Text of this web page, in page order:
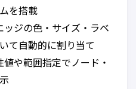
を搭載
ッジの色・サイズ・ラベ
て自動的に割り当て
値や範囲指定でノード・